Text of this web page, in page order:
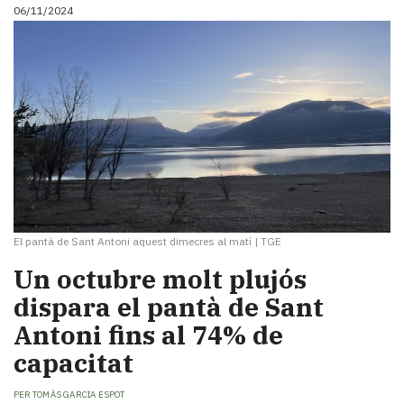
06/11/2024
El pantà de Sant Antoni aquest dimecres al matí | TGE
Un octubre molt plujós
dispara el pantà de Sant
Antoni fins al 74% de
capacitat
PER TOMÀS GARCIA ESPOT